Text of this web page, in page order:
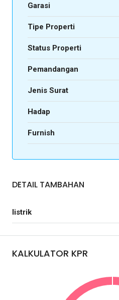
Garasi
Tipe Properti
Status Properti
Pemandangan
Jenis Surat
Hadap
Furnish
DETAIL TAMBAHAN
listrik
KALKULATOR KPR